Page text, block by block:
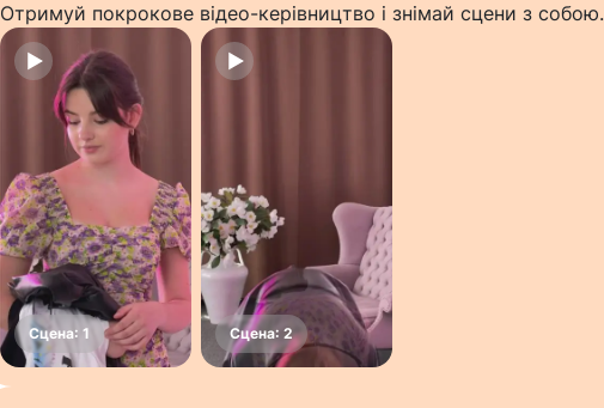
Отримуй покрокове відео-керівництво і знімай сцени з собою.